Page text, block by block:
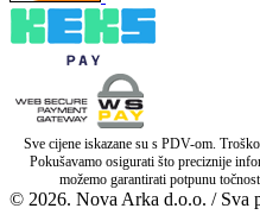
Sve cijene iskazane su s PDV-om.
Pokušavamo osigurati što preciznije
možemo garantirati potpunu
© 2026. Nova Arka d.o.o. / Sva